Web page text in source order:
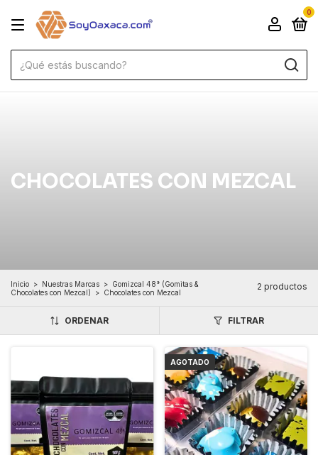
0
CHOCOLATES CON MEZCAL
Inicio > Nuestras Marcas > Gomizcal 48° (Gomitas &
Chocolates con Mezcal)
> Chocolates con Mezcal
2 productos
ORDENAR FILTRAR
AGOTADO